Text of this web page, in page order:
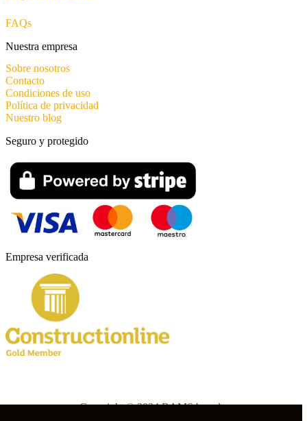
FAQs
Nuestra empresa
Sobre nosotros
Contacto
Condiciones de uso
Política de privacidad
Nuestro blog
Empresa verificada
Seguro y protegido
Copyright © 2024 RAMS boards.